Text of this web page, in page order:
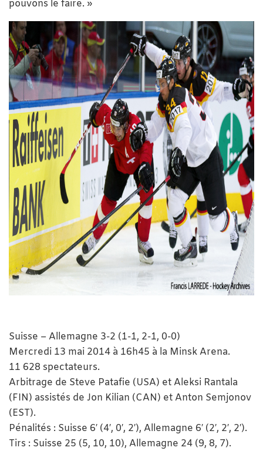
pouvons le faire. »
Suisse – Allemagne 3-2 (1-1, 2-1, 0-0)
Mercredi 13 mai 2014 à 16h45 à la Minsk Arena.
11 628 spectateurs.
Arbitrage de Steve Patafie (USA) et Aleksi Rantala
(FIN) assistés de Jon Kilian (CAN) et Anton Semjonov
(EST).
Pénalités : Suisse 6′ (4′, 0′, 2′), Allemagne 6′ (2′, 2′, 2′).
Tirs : Suisse 25 (5, 10, 10), Allemagne 24 (9, 8, 7).